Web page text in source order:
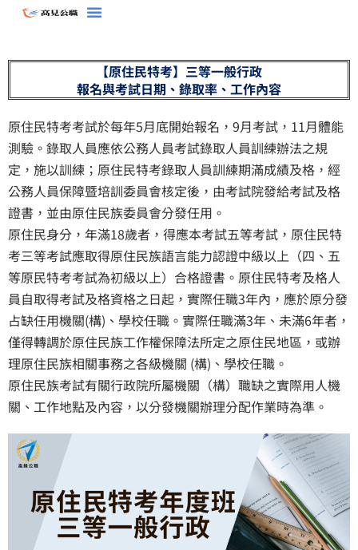
內
容
【原住民特考】三等一般行政
報名與考試日期、錄取率、工作內容
原住民特考考試於每年5月底開始報名，9月考試，11月體能
測驗。錄取人員應依公務人員考試錄取人員訓練辦法之規
定，施以訓練；原住民特考錄取人員訓練期滿成績及格，經
公務人員保障暨培訓委員會核定後，由考試院發給考試及格
證書，並由原住民族委員會分發任用。
原住民身分，年滿18歲者，得應本考試五等考試，原住民特
考三等考試應取得原住民族語言能力認證中級以上（四、五
等原民特考考試為初級以上）合格證書。原住民特考及格人
員自取得考試及格資格之日起，實際任職3年內，應於原分發
占缺任用機關(構)、學校任職。實際任職滿3年、未滿6年者，
僅得轉調於原住民族工作權保障法所定之原住民地區，或辦
理原住民族相關事務之各級機關 (構)、學校任職。
原住民族考試有關行政院所屬機關（構）職缺之實際用人機
關、工作地點及內容，以分發機關辦理分配作業時為準。